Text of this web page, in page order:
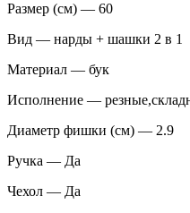
Размер (см) — 60
Вид — нарды + шашки 2 в 1
Материал — бук
Исполнение —
Диаметр фишки (см) — 2.9
Ручка — Да
Чехол — Да